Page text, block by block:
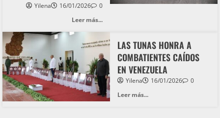
Yilena 16/01/2026
0
Leer más...
LAS TUNAS HONRA A
COMBATIENTES CAÍDOS
EN VENEZUELA
Yilena 16/01/2026
0
Leer más...